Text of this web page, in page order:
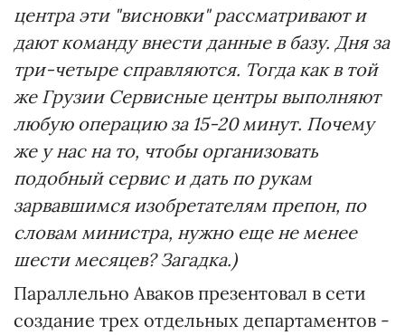
центра эти "висновки" рассматривают и
дают команду внести данные в базу. Дня за
три-четыре справляются. Тогда как в той
же Грузии Сервисные центры выполняют
любую операцию за 15-20 минут. Почему
же у нас на то, чтобы организовать
подобный сервис и дать по рукам
зарвавшимся изобретателям препон, по
словам министра, нужно еще не менее
шести месяцев? Загадка.)
Параллельно Аваков презентовал в сети
создание трех отдельных департаментов -